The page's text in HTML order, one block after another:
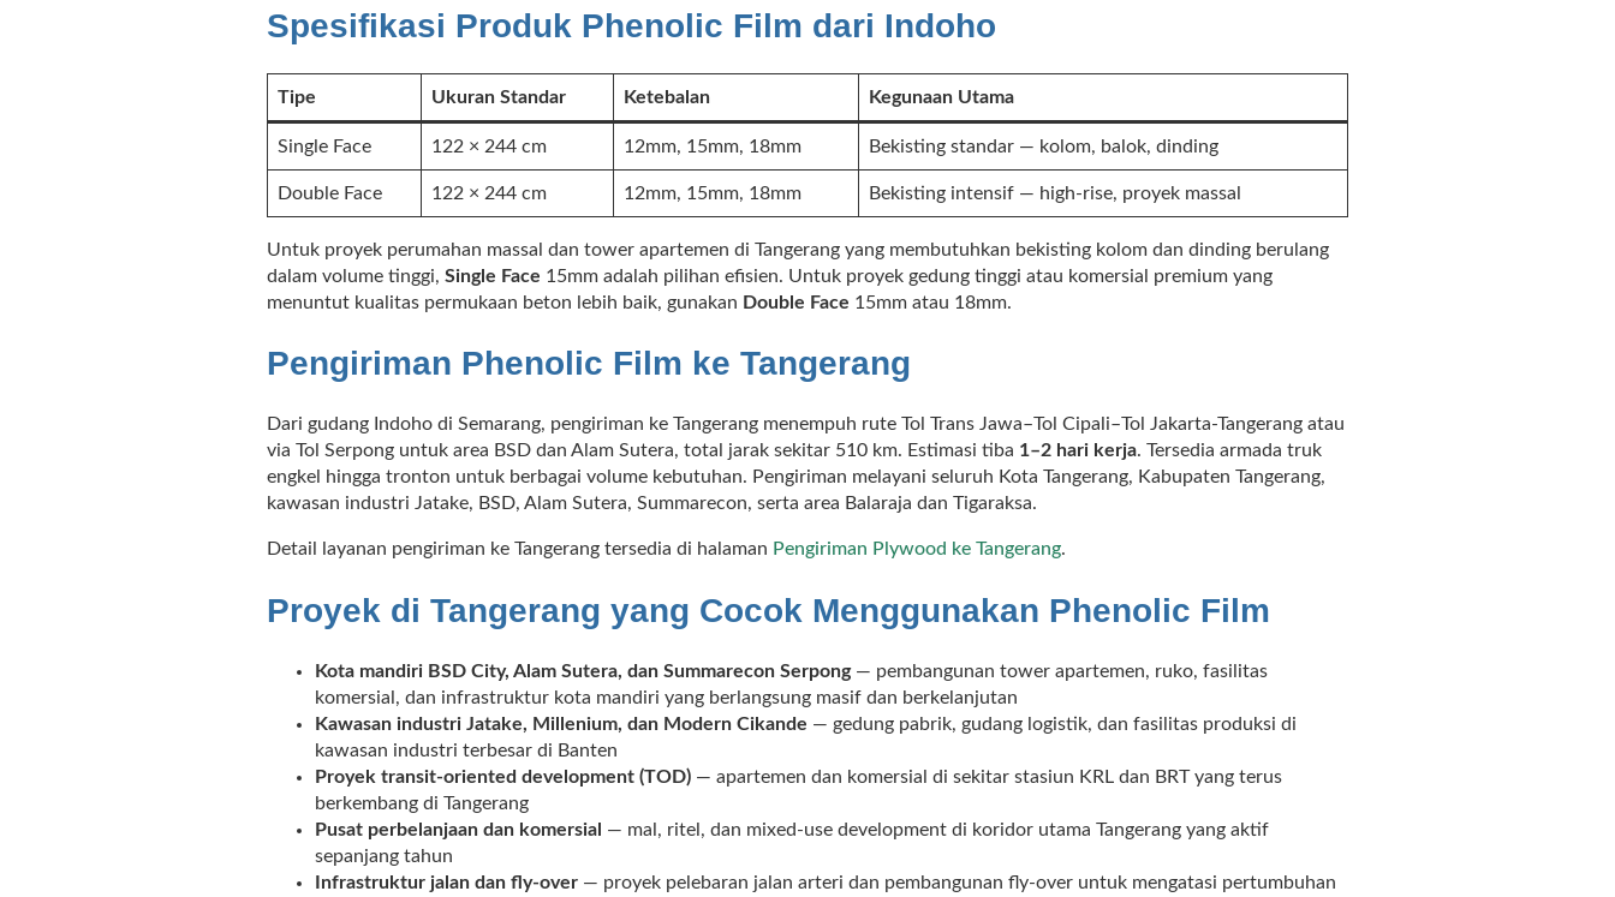
Spesifikasi Produk Phenolic Film dari Indoho
Tipe Ukuran Standar Ketebalan Kegunaan Utama
Single Face 122 × 244 cm 12mm, 15mm, 18mm Bekisting standar — kolom, balok, dinding
Double Face 122 × 244 cm 12mm, 15mm, 18mm Bekisting intensif — high-rise, proyek massal
Untuk proyek perumahan massal dan tower apartemen di Tangerang yang membutuhkan bekisting kolom dan dinding berulang
dalam volume tinggi, Single Face 15mm adalah pilihan efisien. Untuk proyek gedung tinggi atau komersial premium yang
menuntut kualitas permukaan beton lebih baik, gunakan Double Face 15mm atau 18mm.
Pengiriman Phenolic Film ke Tangerang
Dari gudang Indoho di Semarang, pengiriman ke Tangerang menempuh rute Tol Trans Jawa–Tol Cipali–Tol Jakarta-Tangerang atau
via Tol Serpong untuk area BSD dan Alam Sutera, total jarak sekitar 510 km. Estimasi tiba 1–2 hari kerja. Tersedia armada truk
engkel hingga tronton untuk berbagai volume kebutuhan. Pengiriman melayani seluruh Kota Tangerang, Kabupaten Tangerang,
kawasan industri Jatake, BSD, Alam Sutera, Summarecon, serta area Balaraja dan Tigaraksa.
Detail layanan pengiriman ke Tangerang tersedia di halaman Pengiriman Plywood ke Tangerang.
Proyek di Tangerang yang Cocok Menggunakan Phenolic Film
Kota mandiri BSD City, Alam Sutera, dan Summarecon Serpong— pembangunan tower apartemen, ruko, fasilitas
komersial, dan infrastruktur kota mandiri yang berlangsung masif dan berkelanjutan
Kawasan industri Jatake, Millenium, dan Modern Cikande — gedung pabrik, gudang logistik, dan fasilitas produksi di
kawasan industri terbesar di Banten
Proyek transit-oriented development (TOD) — apartemen dan komersial di sekitar stasiun KRL dan BRT yang terus
berkembang di Tangerang
Pusat perbelanjaan dan komersial — mal, ritel, dan mixed-use development di koridor utama Tangerang yang aktif
sepanjang tahun
Infrastruktur jalan dan fly-over — proyek pelebaran jalan arteri dan pembangunan fly-over untuk mengatasi pertumbuhan